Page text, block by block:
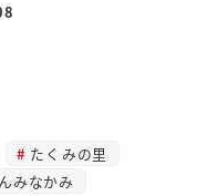
たくみの里
みなかみ